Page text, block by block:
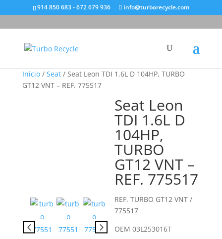
914 850 683 - 672 679 936 info@turborecycle.com
Inicio/ Seat/ Seat Leon TDI 1.6L D 104HP, TURBO
GT12 VNT – REF. 775517
Seat Leon
TDI 1.6L D
104HP,
TURBO
GT12 VNT –
REF. 775517
REF. TURBO GT12 VNT /
775517
OEM 03L253016T